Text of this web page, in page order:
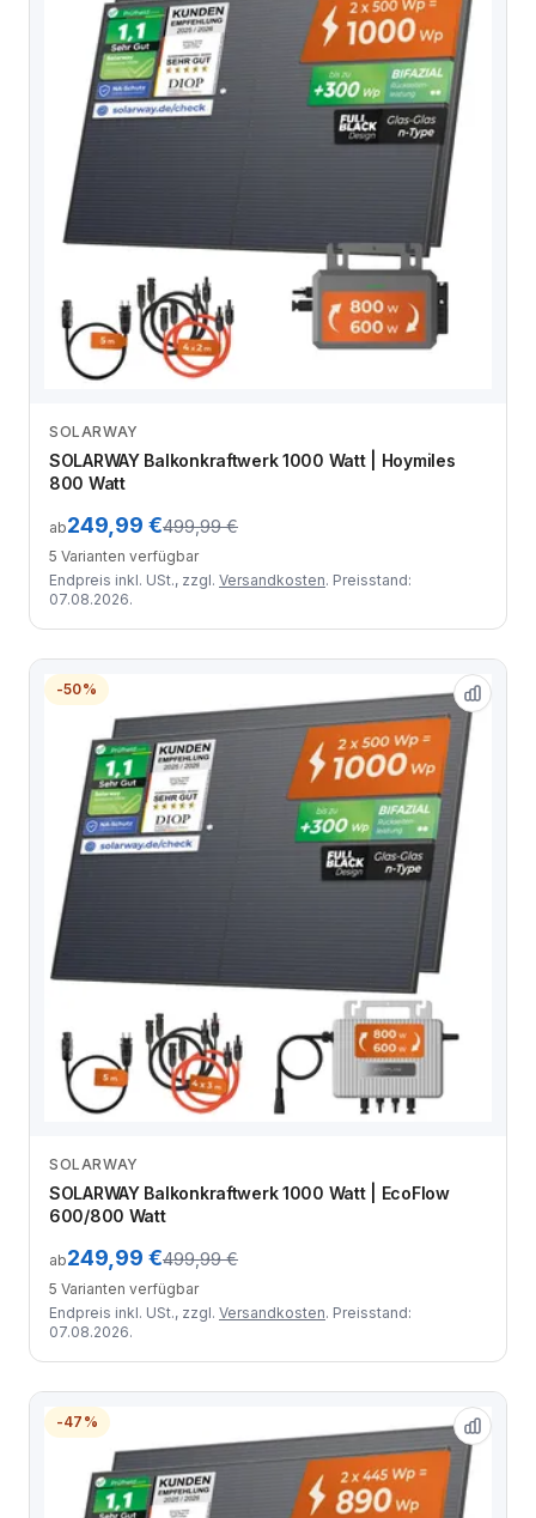
SOLARWAY
SOLARWAY Balkonkraftwerk 1000 Watt | Hoymiles
800 Watt
ab249,99 €499,99 €
5 Varianten verfügbar
Endpreis inkl. USt., zzgl. Versandkosten. Preisstand:
07.08.2026.
-50%
SOLARWAY
SOLARWAY Balkonkraftwerk 1000 Watt | EcoFlow
600/800 Watt
ab249,99 €499,99 €
5 Varianten verfügbar
Endpreis inkl. USt., zzgl. Versandkosten. Preisstand:
07.08.2026.
-47%